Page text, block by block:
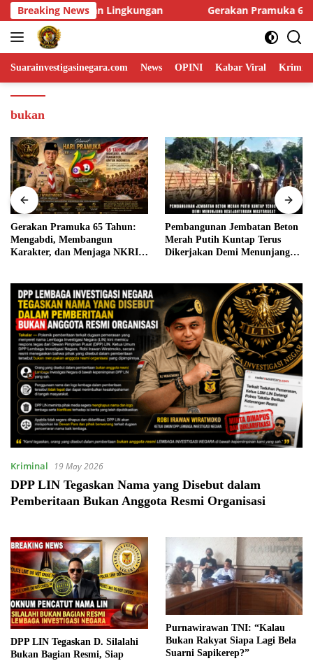
Skip
to
content
Breaking News
Pramuka 65 Tahun: Mengabdi, Membangun Karakter,
Suarainvestigasinegara.com News OPINI Kabar Viral
bukan
Gerakan Pramuka 65 Tahun:
Mengabdi, Membangun
Karakter, dan Menjaga NKRI
Pembangunan Jembatan Beton
Merah Putih Kuntap Terus
Dikerjakan Demi Menunjang
Kriminal 19 May 2026
DPP LIN Tegaskan Nama yang Disebut dalam
Pemberitaan Bukan Anggota Resmi Organisasi
DPP LIN Tegaskan D. Silalahi
Bukan Bagian Resmi, Siap
Purnawirawan TNI: “Kalau
Bukan Rakyat Siapa Lagi Bela
Suarni Sapikerep?”